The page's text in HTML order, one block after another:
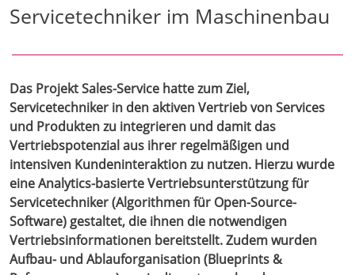
Servicetechniker im Maschinenbau
Das Projekt Sales-Service hatte zum Ziel,
Servicetechniker in den aktiven Vertrieb von Services
und Produkten zu integrieren und damit das
Vertriebspotenzial aus ihrer regelmäßigen und
intensiven Kundeninteraktion zu nutzen. Hierzu wurde
eine Analytics-basierte Vertriebsunterstützung für
Servicetechniker (Algorithmen für Open-Source-
Software) gestaltet, die ihnen die notwendigen
Vertriebsinformationen bereitstellt. Zudem wurden
Aufbau- und Ablauforganisation (Blueprints &